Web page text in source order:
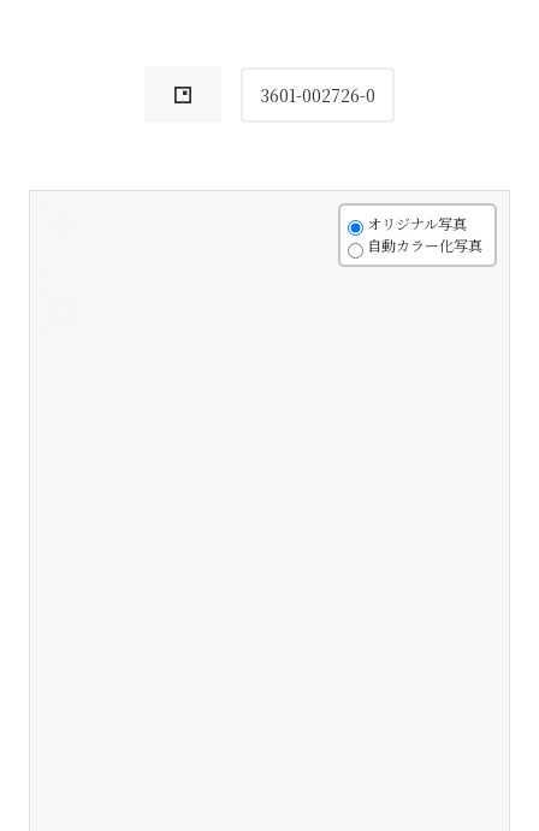
3601-002726-0
オリジナル写真
自動カラー化写真